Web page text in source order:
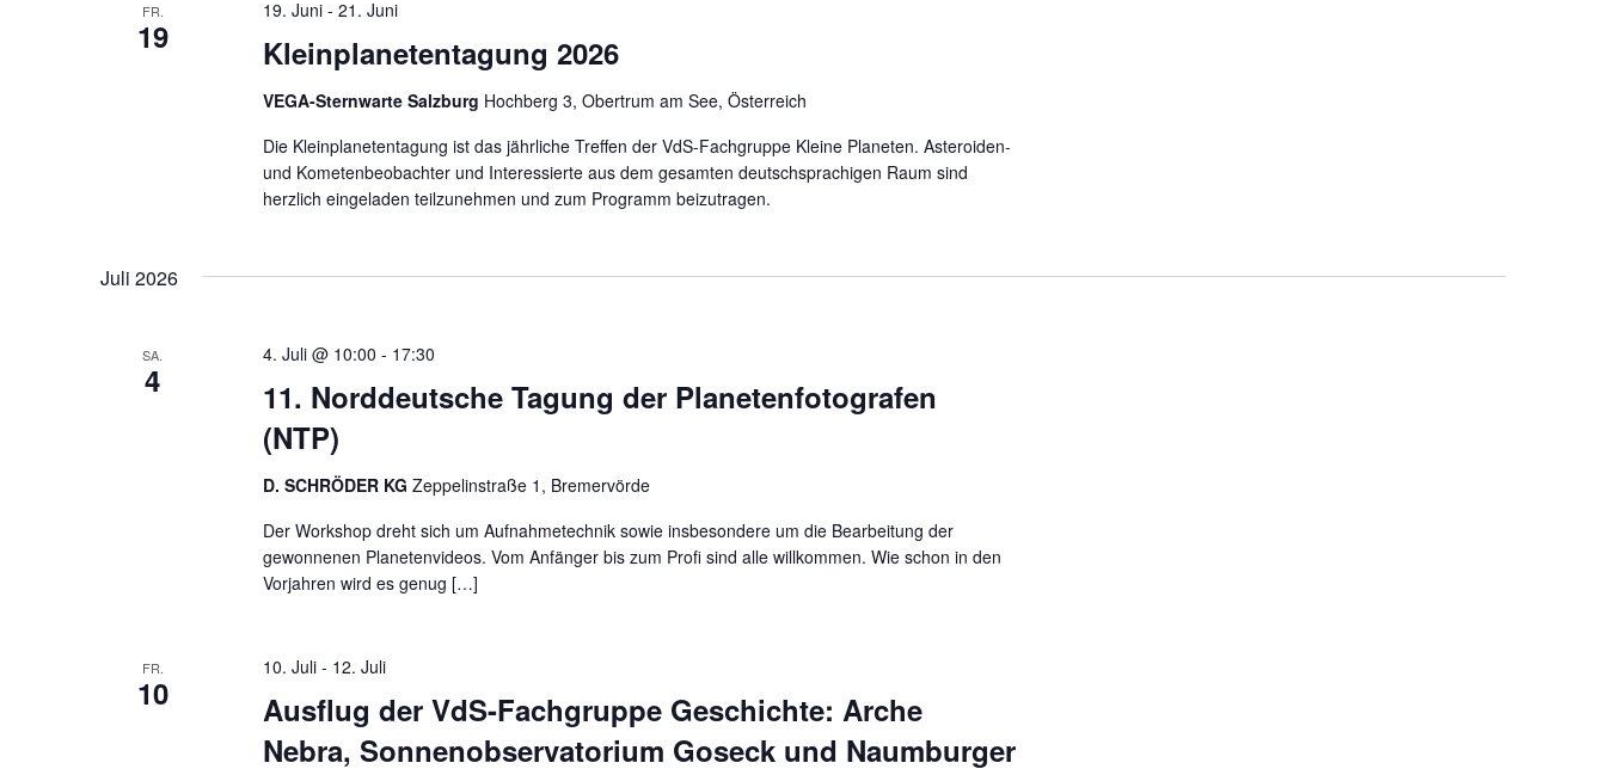
FR.
19 Kleinplanetentagung 2026
19. Juni- 21. Juni
VEGA-Sternwarte Salzburg Hochberg 3, Obertrum am See, Österreich
Die Kleinplanetentagung ist das jährliche Treffen der VdS-Fachgruppe Kleine Planeten. Asteroiden-
und Kometenbeobachter und Interessierte aus dem gesamten deutschsprachigen Raum sind
herzlich eingeladen teilzunehmen und zum Programm beizutragen.
Juli 2026
SA.
4
11. Norddeutsche Tagung der Planetenfotografen
(NTP)
4. Juli @ 10:00 - 17:30
D. SCHRÖDER KG Zeppelinstraße 1, Bremervörde
Der Workshop dreht sich um Aufnahmetechnik sowie insbesondere um die Bearbeitung der
gewonnenen Planetenvideos. Vom Anfänger bis zum Profi sind alle willkommen. Wie schon in den
Vorjahren wird es genug […]
FR.
10
Ausflug der VdS-Fachgruppe Geschichte: Arche
Nebra, Sonnenobservatorium Goseck und Naumburger
10. Juli- 12. Juli